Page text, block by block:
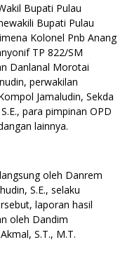
Bupati Pulau
Bupati Pulau
Kolonel Pnb Anang
TP 822/SM
Danlanal Morotai
perwakilan
Jamaludin, Sekda
para pimpinan OPD
lainnya.
oleh Danrem
S.E., selaku
laporan hasil
oleh Dandim
S.T., M.T.